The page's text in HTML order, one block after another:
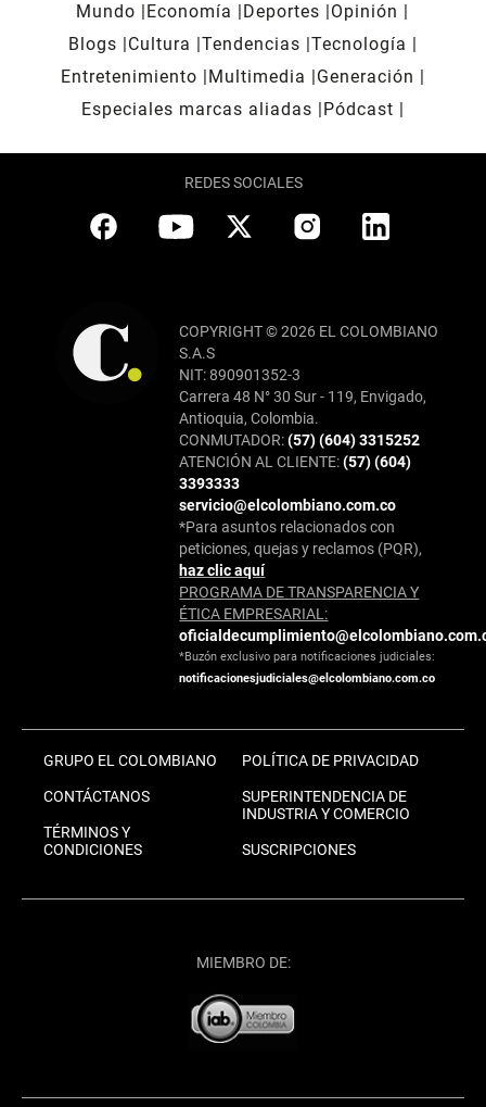
Mundo Economía Deportes
Opinión
Blogs
Cultura Tendencias Tecnología
Entretenimiento
Multimedia
Generación
Especiales marcas aliadas
Pódcast
REDES SOCIALES
COPYRIGHT © 2026 EL COLOMBIANO
S.A.S
NIT: 890901352-3
Carrera 48 N° 30 Sur - 119, Envigado,
Antioquia, Colombia.
CONMUTADOR:(57) (604) 3315252
ATENCIÓN AL CLIENTE:(57) (604)
3393333
servicio@elcolombiano.com.co
*Para asuntos relacionados con
peticiones, quejas y reclamos (PQR),
haz clic aquí
PROGRAMA DE TRANSPARENCIA Y
ÉTICA EMPRESARIAL:
*Buzón exclusivo para notificaciones judiciales:
notificacionesjudiciales@elcolombiano.com.co
GRUPO EL COLOMBIANO
CONTÁCTANOS
TÉRMINOS Y
CONDICIONES
POLÍTICA DE PRIVACIDAD
SUPERINTENDENCIA DE
INDUSTRIA Y COMERCIO
SUSCRIPCIONES
MIEMBRO DE: